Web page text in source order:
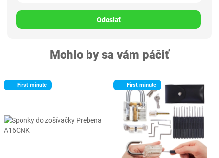
Odoslať
Mohlo by sa vám páčiť
First minute First minute